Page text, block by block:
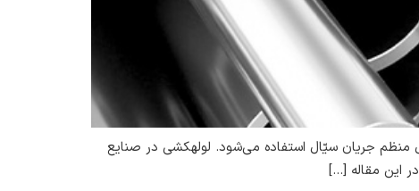
لوله ابزاری است برای انتقال جریان آب و گاز و سایر مایعات که شکل ظاهری آن شبیه به استوانه‌ی توخالی است. از لوله برای انتقال منظم جریان سیّال استفاده می‌شود. لوله‎کشی در صنایع